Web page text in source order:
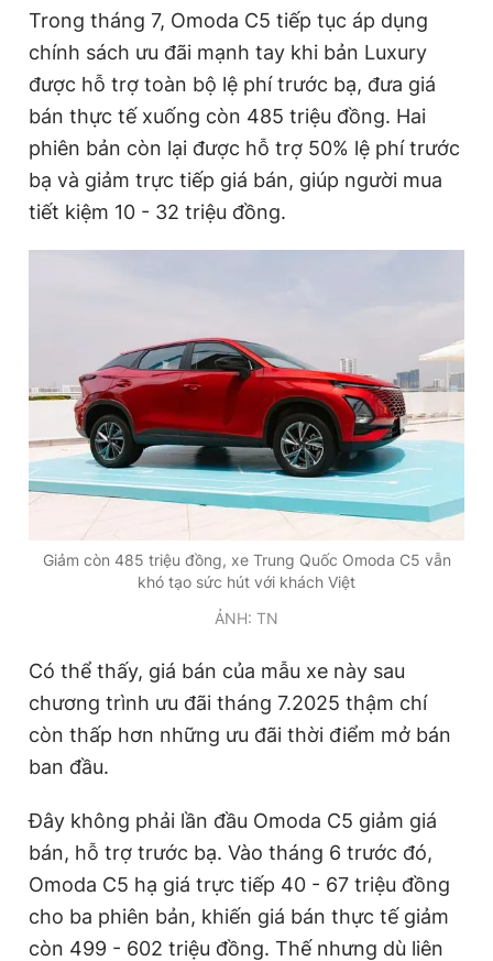
Trong tháng 7, Omoda C5 tiếp tục áp dụng
chính sách ưu đãi mạnh tay khi bản Luxury
được hỗ trợ toàn bộ lệ phí trước bạ, đưa giá
bán thực tế xuống còn 485 triệu đồng. Hai
phiên bản còn lại được hỗ trợ 50% lệ phí trước
bạ và giảm trực tiếp giá bán, giúp người mua
tiết kiệm 10 - 32 triệu đồng.
Giảm còn 485 triệu đồng, xe Trung Quốc Omoda C5 vẫn
khó tạo sức hút với khách Việt
ẢNH: TN
Có thể thấy, giá bán của mẫu xe này sau
chương trình ưu đãi tháng 7.2025 thậm chí
còn thấp hơn những ưu đãi thời điểm mở bán
ban đầu.
Đây không phải lần đầu Omoda C5 giảm giá
bán, hỗ trợ trước bạ. Vào tháng 6 trước đó,
Omoda C5 hạ giá trực tiếp 40 - 67 triệu đồng
cho ba phiên bản, khiến giá bán thực tế giảm
còn 499 - 602 triệu đồng. Thế nhưng dù liên